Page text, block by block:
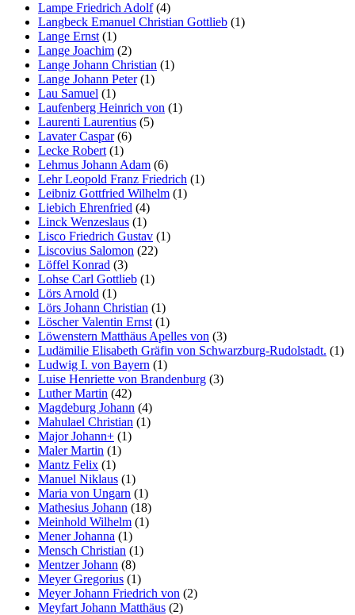
Lampe Friedrich Adolf(4)
Langbeck Emanuel Christian Gottlieb (1)
Lange Ernst(1)
Lange Joachim (2)
Lange Johann Christian (1)
Lange Johann Peter(1)
Lau Samuel (1)
Laufenberg Heinrich von (1)
Laurenti Laurentius (5)
Lavater Caspar(6)
Lecke Robert(1)
Lehmus Johann Adam (6)
Lehr Leopold Franz Friedrich (1)
Leibniz Gottfried Wilhelm (1)
Liebich Ehrenfried (4)
Linck Wenzeslaus (1)
Lisco Friedrich Gustav (1)
Liscovius Salomon (22)
Löffel Konrad (3)
Lohse Carl Gottlieb (1)
Lörs Arnold (1)
Lörs Johann Christian (1)
Löscher Valentin Ernst(1)
Löwenstern Matthäus Apelles von (3)
Ludämilie Elisabeth Gräfin von Schwarzburg-Rudolstadt. (1)
Ludwig I. von Bayern (1)
Luise Henriette von Brandenburg (3)
Luther Martin (42)
Magdeburg Johann (4)
Mahulael Christian (1)
Major Johann+ (1)
Maler Martin (1)
Mantz Felix (1)
Manuel Niklaus (1)
Maria von Ungarn (1)
Mathesius Johann (18)
Meinhold Wilhelm (1)
Mener Johanna (1)
Mensch Christian (1)
Mentzer Johann (8)
Meyer Gregorius (1)
Meyer Johann Friedrich von (2)
Meyfart Johann Matthäus (2)